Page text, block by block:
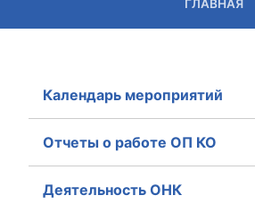
ГЛАВНАЯ
Календарь мероприятий
Отчеты о работе ОП КО
Деятельность ОНК